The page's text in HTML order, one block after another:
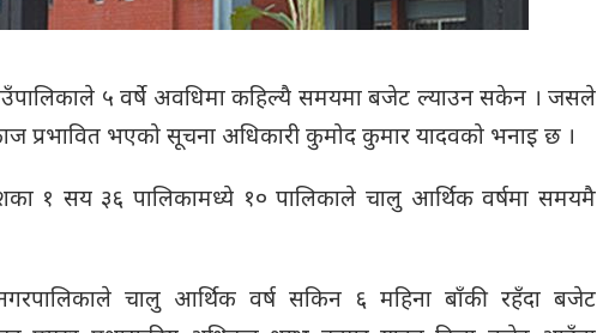
५ वर्षे अवधिमा कहिल्यै समयमा बजेट ल्याउन सकेन । जसले
प्रभावित भएको सूचना अधिकारी कुमोद कुमार यादवको भनाइ छ ।
१ सय ३६ पालिकामध्ये १० पालिकाले चालु आर्थिक वर्षमा समयमै
चालु आर्थिक वर्ष सकिन ६ महिना बाँकी रहँदा बजेट